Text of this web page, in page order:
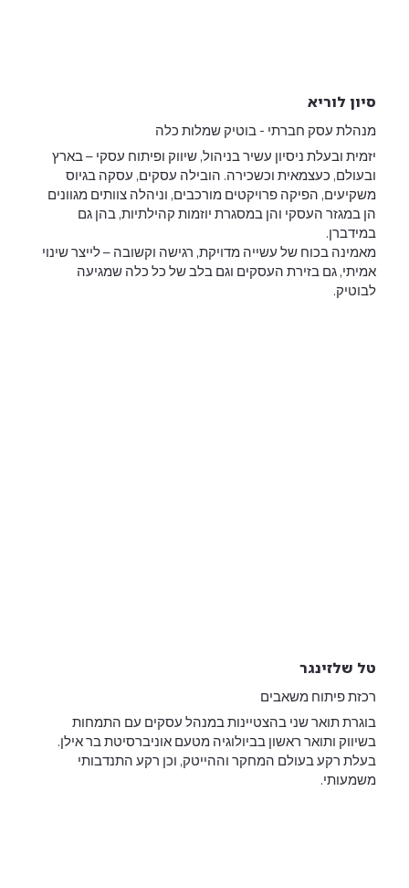
סיון לוריא
מנהלת עסק חברתי - בוטיק שמלות כלה
יזמית ובעלת ניסיון עשיר בניהול, שיווק ופיתוח עסקי – בארץ
ובעולם, כעצמאית וכשכירה. הובילה עסקים, עסקה בגיוס
משקיעים, הפיקה פרויקטים מורכבים, וניהלה צוותים מגוונים
הן במגזר העסקי והן במסגרת יוזמות קהילתיות, בהן גם
במידברן.
מאמינה בכוח של עשייה מדויקת, רגישה וקשובה – לייצר שינוי
אמיתי, גם בזירת העסקים וגם בלב של כל כלה שמגיעה
לבוטיק.
טל שלזינגר
רכזת פיתוח משאבים
בוגרת תואר שני בהצטיינות במנהל עסקים עם התמחות
בשיווק ותואר ראשון בביולוגיה מטעם אוניברסיטת בר אילן.
בעלת רקע בעולם המחקר וההייטק, וכן רקע התנדבותי
משמעותי.